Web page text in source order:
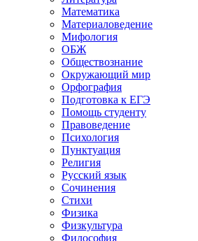
Математика
Материаловедение
Мифология
ОБЖ
Обществознание
Окружающий мир
Орфография
Подготовка к ЕГЭ
Помощь студенту
Правоведение
Психология
Пунктуация
Религия
Русский язык
Сочинения
Стихи
Физика
Физкультура
Философия